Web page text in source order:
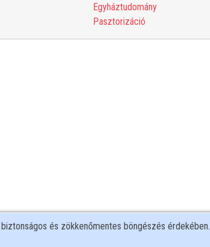
Egyháztudomány
Pasztorizáció
és zökkenőmentes böngészés érdekében.